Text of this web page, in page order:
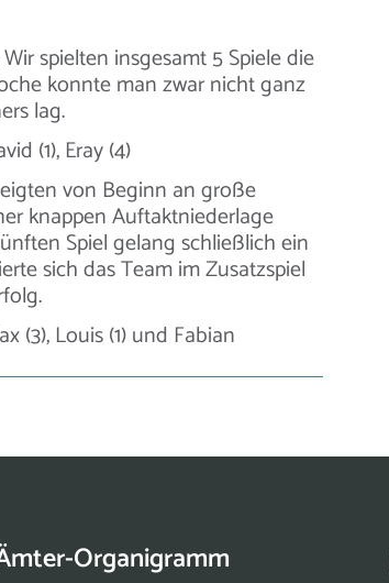
spielten insgesamt 5 Spiele die
konnte man zwar nicht ganz
lag.
(1), Eray (4)
von Beginn an große
knappen Auftaktniederlage
Spiel gelang schließlich ein
sich das Team im Zusatzspiel
(3), Louis (1) und Fabian
Organigramm